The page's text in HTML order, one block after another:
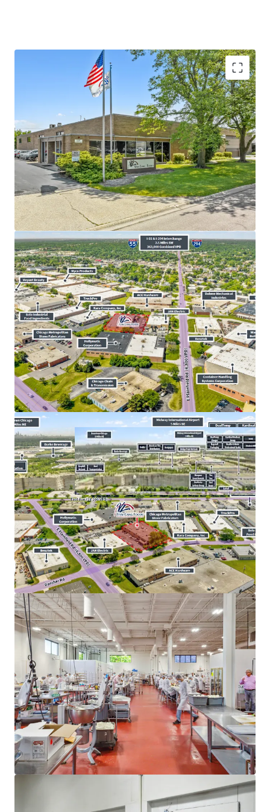
​Sponsor-Backed Tenant with Over38Years of
Operating History
​Long-Term Committed Tenant Recently Executed
New12-YearLease
​AbsoluteNNNLease -ZeroLandlord
Responsibilities
​Rare3.00%Annual Rent Increases and FMV Reset
at Renewals
Average Household Income over $170,000 in a 1-
mile radius
5.3%Vacancy Rate in Chicago Industrial Market -
Historically Tight Market-Wide
​NorthI-55Corridor Submarket Experienced4.40%
Rent Growth From 2025 to 2026
​Strategic Location Proximate theI-355&I-294
Intersection for Efficient Distribution